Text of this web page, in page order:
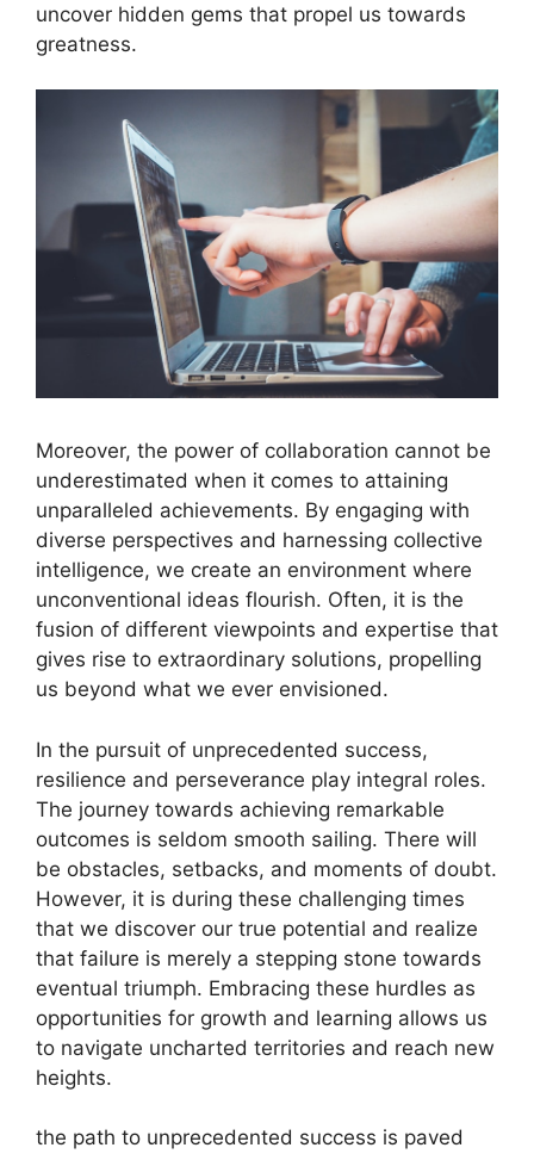
uncover hidden gems that propel us towards
greatness.
Moreover, the power of collaboration cannot be
underestimated when it comes to attaining
unparalleled achievements. By engaging with
diverse perspectives and harnessing collective
intelligence, we create an environment where
unconventional ideas flourish. Often, it is the
fusion of different viewpoints and expertise that
gives rise to extraordinary solutions, propelling
us beyond what we ever envisioned.
In the pursuit of unprecedented success,
resilience and perseverance play integral roles.
The journey towards achieving remarkable
outcomes is seldom smooth sailing. There will
be obstacles, setbacks, and moments of doubt.
However, it is during these challenging times
that we discover our true potential and realize
that failure is merely a stepping stone towards
eventual triumph. Embracing these hurdles as
opportunities for growth and learning allows us
to navigate uncharted territories and reach new
heights.
the path to unprecedented success is paved